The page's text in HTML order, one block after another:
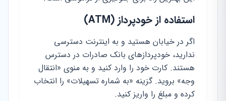
استفاده از خودپرداز (ATM)
اگر در خیابان هستید و به اینترنت دسترسی
ندارید، خودپردازهای بانک صادرات در دسترس
هستند. کارت خود را وارد کنید و به منوی «انتقال
وجه» بروید. گزینه «به شماره تسهیلات» را انتخاب
کرده و مبلغ را واریز کنید.